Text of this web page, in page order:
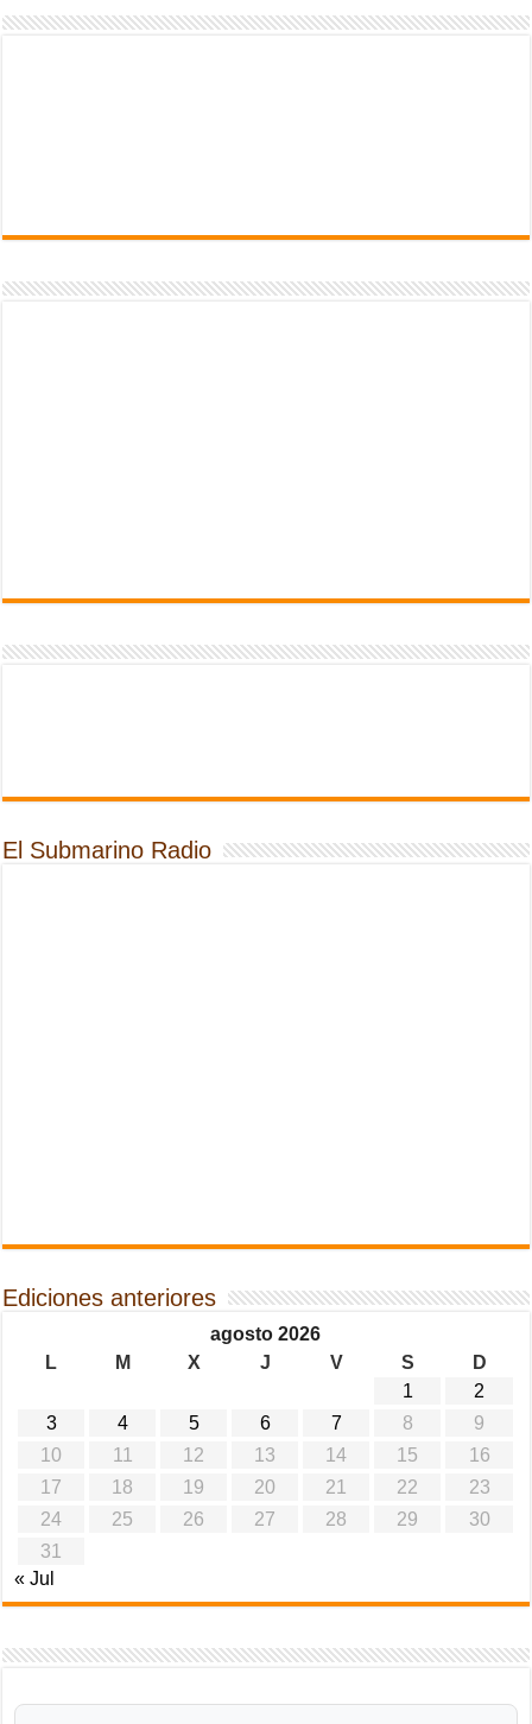
El Submarino Radio
Ediciones anteriores
agosto 2026
L
M X J V S
D
1
2
3
4 5 6 7 8
9
10
11 12 13 14 15
16
17
18 19 20 21 22
23
24
25 26 27 28 29
30
31
« Jul